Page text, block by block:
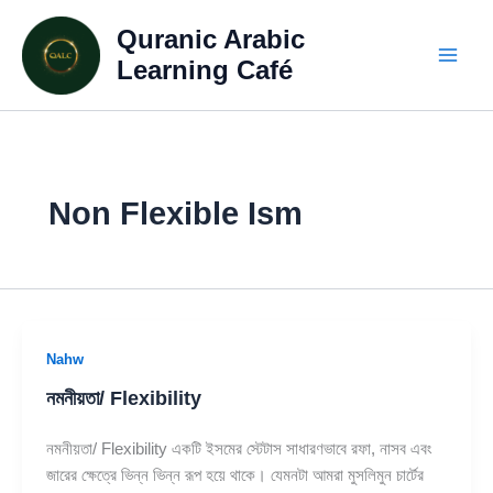
to
content
Quranic Arabic
Learning Café
Non Flexible Ism
Nahw
নমনীয়তা/ Flexibility
নমনীয়তা/ Flexibility একটি ইসমের স্টেটাস সাধারণভাবে রফা, নাসব এবং
জারের ক্ষেত্রে ভিন্ন ভিন্ন রূপ হয়ে থাকে। যেমনটা আমরা মুসলিমুন চার্টের